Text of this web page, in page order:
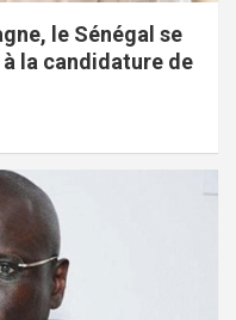
le Sénégal se
la candidature de